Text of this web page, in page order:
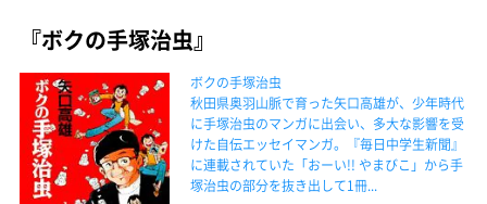
『ボクの手塚治虫』
ボクの手塚治虫
秋田県奥羽山脈で育った矢口高雄が、少年時代
に手塚治虫のマンガに出会い、多大な影響を受
けた自伝エッセイマンガ。『毎日中学生新聞』
に連載されていた「おーい!! やまびこ」から手
塚治虫の部分を抜き出して1冊...